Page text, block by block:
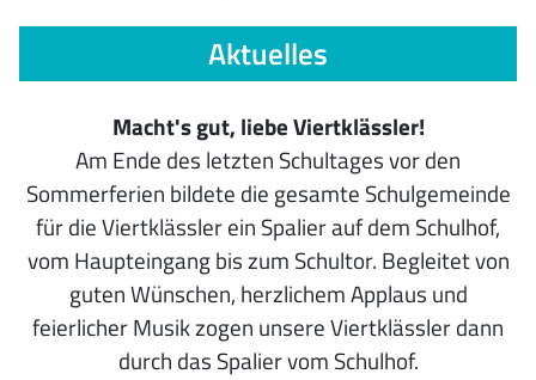
Aktuelles
Macht's gut, liebe Viertklässler!
Am Ende des letzten Schultages vor den
Sommerferien bildete die gesamte Schulgemeinde
für die Viertklässler ein Spalier auf dem Schulhof,
vom Haupteingang bis zum Schultor. Begleitet von
guten Wünschen, herzlichem Applaus und
feierlicher Musik zogen unsere Viertklässler dann
durch das Spalier vom Schulhof.